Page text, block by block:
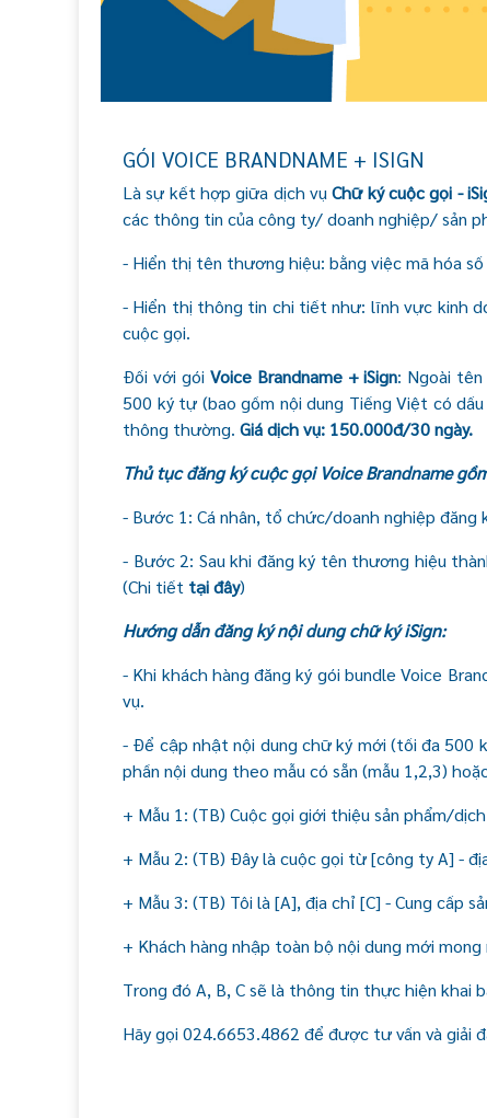
GÓI VOICE BRANDNAME + ISIGN
Là sự kết hợp giữa dịch vụChữ ký cuộc gọi -
các thông tin của công ty/ doanh nghiệp/ sản
- Hiển thị tên thương hiệu: bằng việc mã hóa
- Hiển thị thông tin chi tiết như: lĩnh vực kinh
cuộc gọi.
Đối với gói Voice Brandname + iSign: Ngoài
500 ký tự (bao gồm nội dung Tiếng Việt có
thông thường. Giá dịch vụ: 150.000đ/30 ngày.
Thủ tục đăng ký cuộc gọi Voice Brandname
- Bước 1: Cá nhân, tổ chức/doanh nghiệp
- Bước 2: Sau khi đăng ký tên thương hiệu
(Chi tiết tại đây)
Hướng dẫn đăng ký nội dung chữ ký iSign:
- Khi khách hàng đăng ký gói bundle Voice
vụ.
- Để cập nhật nội dung chữ ký mới (tối đa 500
phần nội dung theo mẫu có sẵn (mẫu 1,2,3)
+ Mẫu 1: (TB) Cuộc gọi giới thiệu sản phẩm/
+ Mẫu 2: (TB) Đây là cuộc gọi từ [công ty A] -
+ Mẫu 3: (TB) Tôi là [A], địa chỉ [C] - Cung cấp
+ Khách hàng nhập toàn bộ nội dung mới mong
Trong đó A, B, C sẽ là thông tin thực hiện
Hãy gọi 024.6653.4862 để được tư vấn và giải